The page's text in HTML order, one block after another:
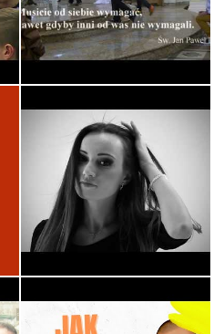
Króluj Nam Chryste -
Ministranci
HERES / WYRWANI Z
NIEWOLI - DIABEL…